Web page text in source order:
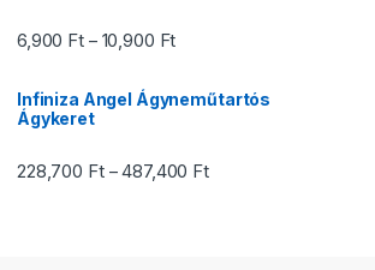
6,900 Ft – 10,900 FtÁrtartomány: 6,900 Ft -
Infiniza Angel Ágyneműtartós
Ágykeret
228,700 Ft – 487,400 FtÁrtartomány: